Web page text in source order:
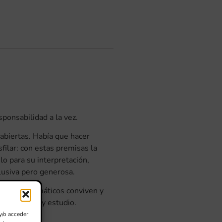
o acceder
a la vez.
Había que hacer
con estas premisas la
para su interpretación,
pero generosa.
temáticos conviven y
goce y estudio.